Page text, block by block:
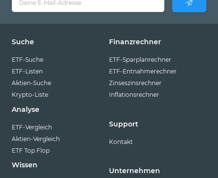
Suche
ETF-Suche
ETF-Listen
Aktien-Suche
Krypto-Liste
Analyse
ETF-Vergleich
Aktien-Vergleich
ETF Top Flop
Wissen
Finanzrechner
ETF-Sparplanrechner
ETF-Entnahmerechner
Zinseszinsrechner
Inflationsrechner
Support
Kontakt
Unternehmen